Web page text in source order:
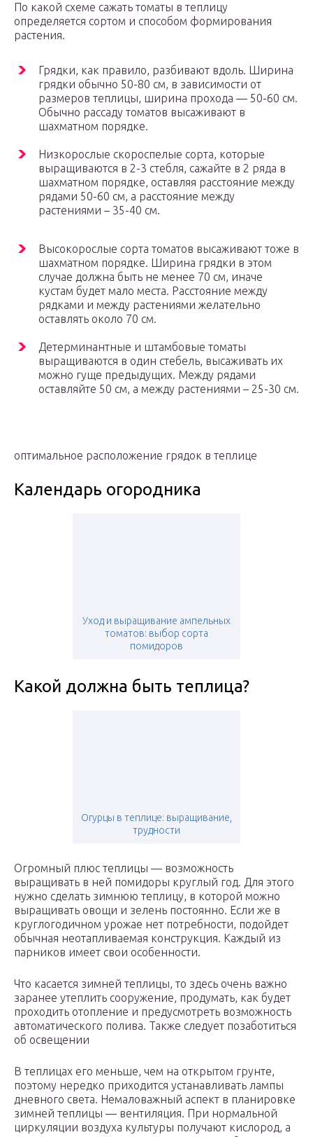
По какой схеме сажать томаты в теплицу
определяется сортом и способом формирования
растения.
Грядки, как правило, разбивают вдоль. Ширина
грядки обычно 50-80 см, в зависимости от
размеров теплицы, ширина прохода — 50-60 см.
Обычно рассаду томатов высаживают в
шахматном порядке.
Низкорослые скороспелые сорта, которые
выращиваются в 2-3 стебля, сажайте в 2 ряда в
шахматном порядке, оставляя расстояние между
рядами 50-60 см, а расстояние между
растениями – 35-40 см.
Высокорослые сорта томатов высаживают тоже в
шахматном порядке. Ширина грядки в этом
случае должна быть не менее 70 см, иначе
кустам будет мало места. Расстояние между
рядками и между растениями желательно
оставлять около 70 см.
Детерминантные и штамбовые томаты
выращиваются в один стебель, высаживать их
можно гуще предыдущих. Между рядами
оставляйте 50 см, а между растениями – 25-30 см.
оптимальное расположение грядок в теплице
Календарь огородника
Уход и выращивание ампельных
томатов: выбор сорта
помидоров
Какой должна быть теплица?
Огурцы в теплице: выращивание,
трудности
Огромный плюс теплицы — возможность
выращивать в ней помидоры круглый год. Для этого
нужно сделать зимнюю теплицу, в которой можно
выращивать овощи и зелень постоянно. Если же в
круглогодичном урожае нет потребности, подойдет
обычная неотапливаемая конструкция. Каждый из
парников имеет свои особенности.
Что касается зимней теплицы, то здесь очень важно
заранее утеплить сооружение, продумать, как будет
проходить отопление и предусмотреть возможность
автоматического полива. Также следует позаботиться
об освещении
В теплицах его меньше, чем на открытом грунте,
поэтому нередко приходится устанавливать лампы
дневного света. Немаловажный аспект в планировке
зимней теплицы — вентиляция. При нормальной
циркуляции воздуха культуры получают кислород, а